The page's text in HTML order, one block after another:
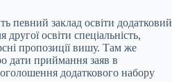
певний заклад освіти додатковий
освіти спеціальність,
пропозиції вишу. Там же
дати приймання заяв в
оголошення додаткового набору